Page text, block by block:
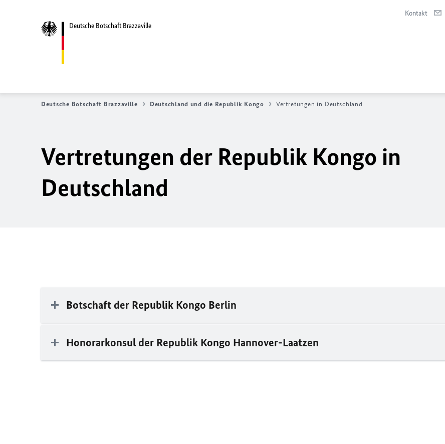
Deutsche Botschaft Brazzaville
Kontakt
Deutsche Botschaft Brazzaville Deutschland und die Republik Kongo Vertretungen in Deutschland
Vertretungen der Republik Kongo in
Deutschland
Botschaft der Republik Kongo Berlin
Honorarkonsul der Republik Kongo Hannover-Laatzen